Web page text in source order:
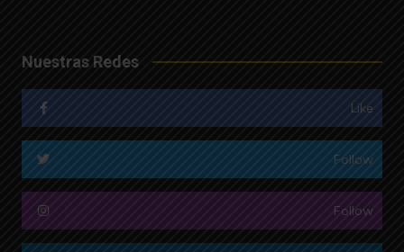
Nuestras Redes
Like
Follow
Follow